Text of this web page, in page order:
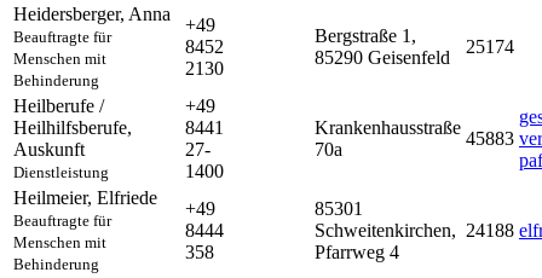
Heidersberger, Anna
Beauftragte für
Menschen mit
Behinderung
+49
8452
2130
Bergstraße 1,
85290 Geisenfeld
25174
Heilberufe /
Heilhilfsberufe,
Auskunft
Dienstleistung
+49
8441
27-
1400
Krankenhausstraße
70a
45883
Heilmeier, Elfriede
Beauftragte für
Menschen mit
Behinderung
+49
8444
358
85301
Schweitenkirchen,
Pfarrweg 4
24188